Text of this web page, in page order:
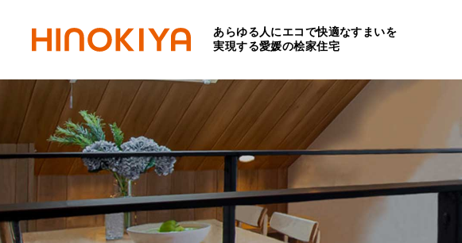
あらゆる人にエコで快適なすまいを
実現する愛媛の桧家住宅